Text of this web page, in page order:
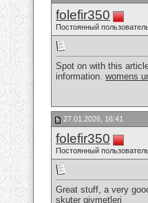
folefir350
Постоянный
Spot on with this
information. womens
27.01.2026, 16:41
folefir350
Постоянный
Great stuff, a very
skuter qiymetleri